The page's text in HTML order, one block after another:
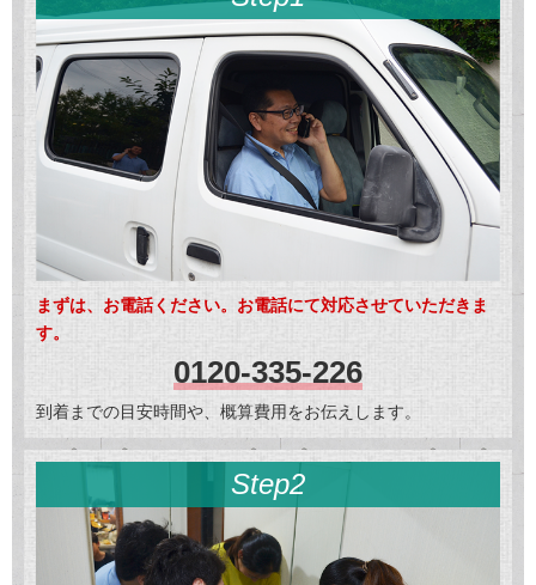
まずは、お電話ください。お電話にて対応させていただきま
す。
0120-335-226
到着までの目安時間や、概算費用をお伝えします。
Step2